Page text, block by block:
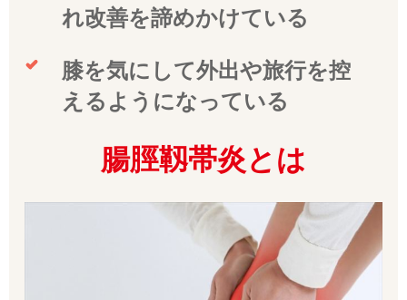
れ改善を諦めかけている
膝を気にして外出や旅行を控
えるようになっている
腸脛靱帯炎とは